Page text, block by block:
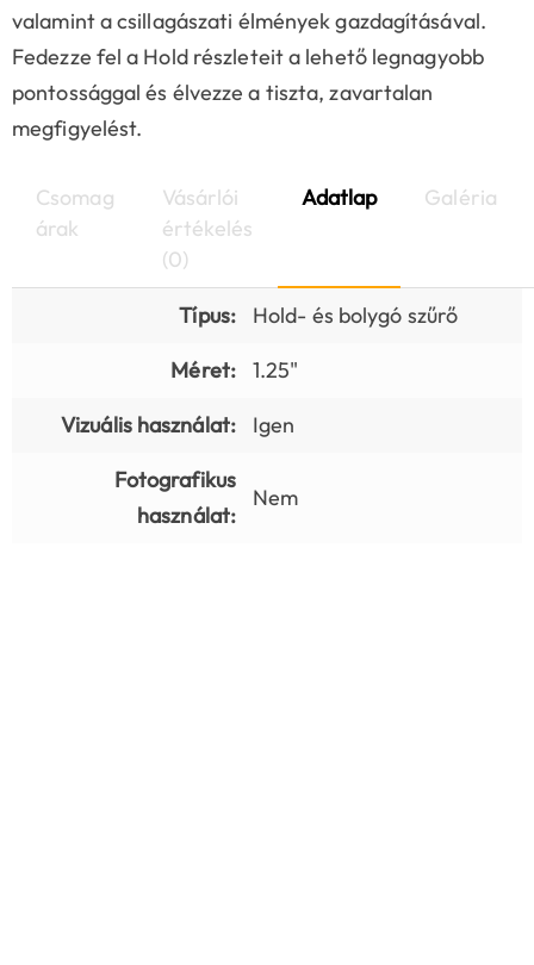
valamint a csillagászati élmények gazdagításával.
Fedezze fel a Hold részleteit a lehető legnagyobb
pontossággal és élvezze a tiszta, zavartalan
megfigyelést.
Csomag
árak
Vásárlói
értékelés
(0)
Adatlap Galéria
Típus:
Hold- és bolygó szűrő
Méret:
1.25"
Vizuális használat:
Igen
Fotografikus
használat:
Nem